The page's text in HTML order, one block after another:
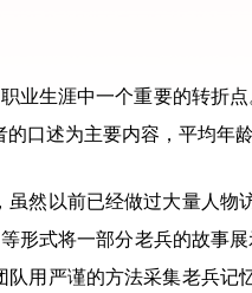
生涯中一个重要的转折点
的口述为主要内容，平均
以前已经做过大量人物
形式将一部分老兵的故事
队用严谨的方法采集老兵